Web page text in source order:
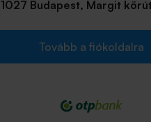
1027 Budapest, Margit
Tovább a fiókoldalra